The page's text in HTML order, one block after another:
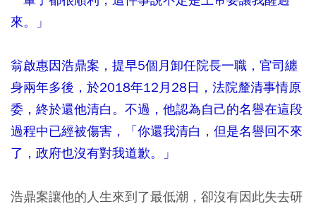
來。」
翁啟惠因浩鼎案，提早5個月卸任院長一職，官司纏
身兩年多後，於2018年12月28日，法院釐清事情原
委，終於還他清白。不過，他認為自己的名譽在這段
過程中已經被傷害，「你還我清白，但是名譽回不來
了，政府也沒有對我道歉。」
浩鼎案讓他的人生來到了最低潮，卻沒有因此失去研